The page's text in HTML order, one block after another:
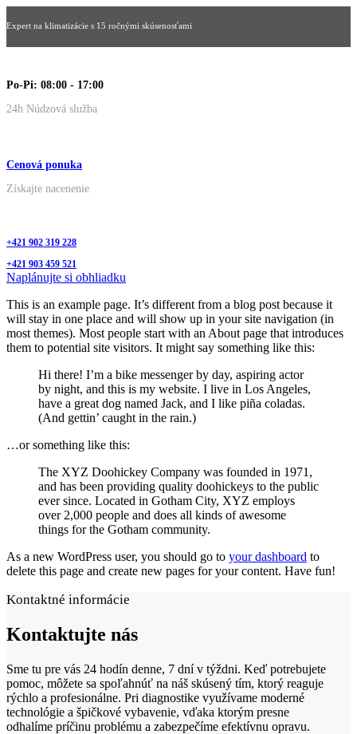
Expert na klimatizácie s 15 ročnými skúsenosťami
Po-Pi: 08:00 - 17:00
24h Núdzová služba
Cenová ponuka
Získajte nacenenie
+421 902 319 228
+421 903 459 521
Naplánujte si obhliadku
This is an example page. It’s different from a blog post because it
will stay in one place and will show up in your site navigation (in
most themes). Most people start with an About page that introduces
them to potential site visitors. It might say something like this:
Hi there! I’m a bike messenger by day, aspiring actor
by night, and this is my website. I live in Los Angeles,
have a great dog named Jack, and I like piña coladas.
(And gettin’ caught in the rain.)
…or something like this:
The XYZ Doohickey Company was founded in 1971,
and has been providing quality doohickeys to the public
ever since. Located in Gotham City, XYZ employs
over 2,000 people and does all kinds of awesome
things for the Gotham community.
As a new WordPress user, you should go to your dashboard to
delete this page and create new pages for your content. Have fun!
Kontaktné informácie
Kontaktujte nás
Sme tu pre vás 24 hodín denne, 7 dní v týždni. Keď potrebujete
pomoc, môžete sa spoľahnúť na náš skúsený tím, ktorý reaguje
rýchlo a profesionálne. Pri diagnostike využívame moderné
technológie a špičkové vybavenie, vďaka ktorým presne
odhalíme príčinu problému a zabezpečíme efektívnu opravu.